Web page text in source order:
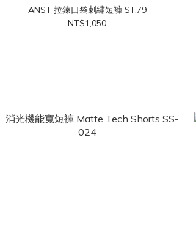
ANST 拉鍊口袋刺繡短褲 ST.79
NT$1,050